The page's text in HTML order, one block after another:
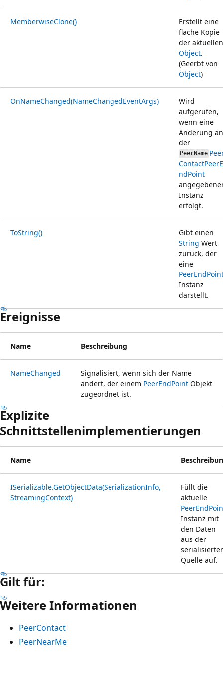
MemberwiseClone()
Erstellt eine
flache Kopie
der aktuellen
Object.
(Geerbt von
Object)
OnNameChanged(NameChangedEventArgs)
Wird
aufgerufen,
wenn eine
Änderung an
der
PeerName
ContactPeerE
ndPoint
Instanz
erfolgt.
ToString()
Gibt einen
String Wert
zurück, der
eine
PeerEndPoint
Instanz
darstellt.
Ereignisse
Name Beschreibung
NameChanged
Signalisiert, wenn sich der Name
ändert, der einem PeerEndPoint Objekt
zugeordnet ist.
Explizite
Schnittstellenimplementierungen
Name
ISerializable.GetObjectData(SerializationInfo,
StreamingContext)
Füllt die
aktuelle
Instanz mit
den Daten
aus der
Quelle auf.
Gilt für:
Weitere Informationen
PeerContact
PeerNearMe